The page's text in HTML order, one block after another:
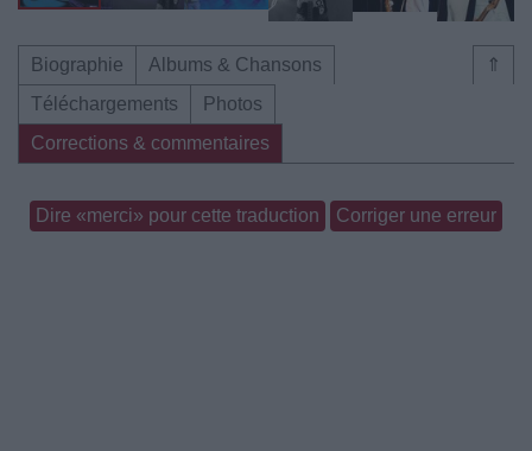
⇑
Biographie
Albums & Chansons
Téléchargements
Photos
Corrections & commentaires
Dire «merci» pour cette traduction Corriger une erreur